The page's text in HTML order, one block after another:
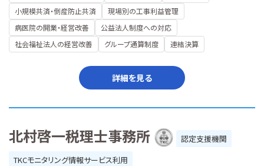
小規模共済・倒産防止共済
現場別の工事利益管理
病医院の開業・経営改善
公益法人制度への対応
社会福祉法人の経営改善
グループ通算制度 連結決算
詳細を見る
北村啓一税理士事務所
認定支援機関
TKCモニタリング情報サービス利用